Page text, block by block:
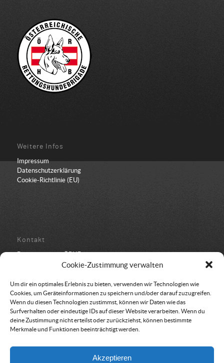
Cookie-Zustimmung verwalten
Um dir ein optimales Erlebnis zu bieten, verwenden wir Technologien wie
Cookies, um Geräteinformationen zu speichern und/oder darauf zuzugreifen.
Wenn du diesen Technologien zustimmst, können wir Daten wie das
Surfverhalten oder eindeutige IDs auf dieser Website verarbeiten. Wenn du
deine Zustimmung nicht erteilst oder zurückziehst, können bestimmte
Merkmale und Funktionen beeinträchtigt werden.
Akzeptieren
Weitere Infos
Impressum
Datenschutzerklärung
Cookie-Richtlinie (EU)
Kontakt
Bundesbüro der ÖRHB
Schulstraße 443
05 94 500 152
office@oerhb.at